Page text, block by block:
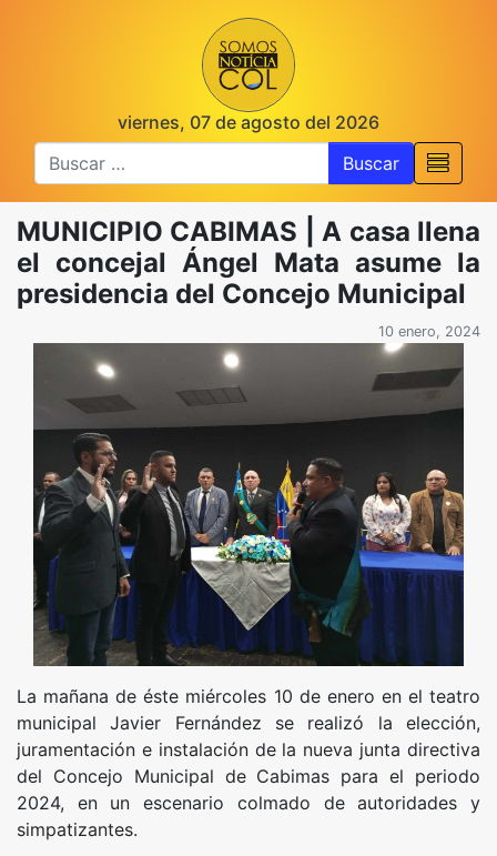
viernes, 07 de agosto del 2026
Buscar
MUNICIPIO CABIMAS | A casa llena
el concejal Ángel Mata asume la
presidencia del Concejo Municipal
10 enero, 2024
La mañana de éste miércoles 10 de enero en el teatro
municipal Javier Fernández se realizó la elección,
juramentación e instalación de la nueva junta directiva
del Concejo Municipal de Cabimas para el periodo
2024, en un escenario colmado de autoridades y
simpatizantes.